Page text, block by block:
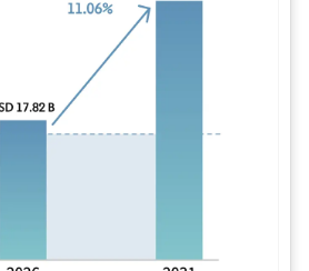
Imagen © Mordor Intelligence. El uso